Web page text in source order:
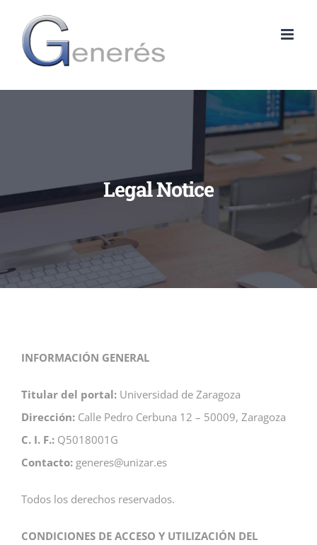
content
Legal Notice
INFORMACIÓN GENERAL
Titular del portal: Universidad de Zaragoza
Dirección: Calle Pedro Cerbuna 12 – 50009, Zaragoza
C. I. F.: Q5018001G
Contacto: generes@unizar.es
Todos los derechos reservados.
CONDICIONES DE ACCESO Y UTILIZACIÓN DEL